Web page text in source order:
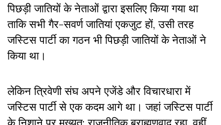
पिछड़ी जातियों के नेताओं द्वारा इसलिए किया गया था
ताकि सभी गैर-सवर्ण जातियां एकजुट हों, उसी तरह
जस्टिस पार्टी का गठन भी पिछड़ी जातियों के नेताओं ने
किया था।
लेकिन त्रिवेणी संघ अपने एजेंडे और विचारधारा में
जस्टिस पार्टी से एक कदम आगे था। जहां जस्टिस पार्टी